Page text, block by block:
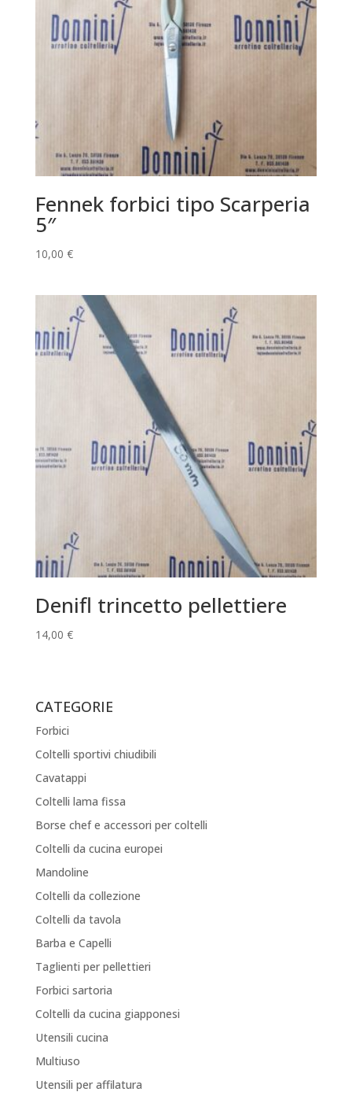
Fennek forbici tipo Scarperia
5″
10,00 €
Denifl trincetto pellettiere
14,00 €
CATEGORIE
Forbici
Coltelli sportivi chiudibili
Cavatappi
Coltelli lama fissa
Borse chef e accessori per coltelli
Coltelli da cucina europei
Mandoline
Coltelli da collezione
Coltelli da tavola
Barba e Capelli
Taglienti per pellettieri
Forbici sartoria
Coltelli da cucina giapponesi
Utensili cucina
Multiuso
Utensili per affilatura